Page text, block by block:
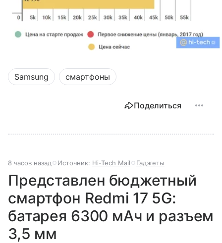
Samsung смартфоны
Поделиться
8 часов назад Источник: Hi-Tech Mail Гаджеты
Представлен бюджетный
смартфон Redmi 17 5G:
батарея 6300 мАч и разъем
3,5 мм